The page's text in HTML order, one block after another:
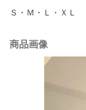
Ｓ・Ｍ・Ｌ・ＸＬ
商品画像